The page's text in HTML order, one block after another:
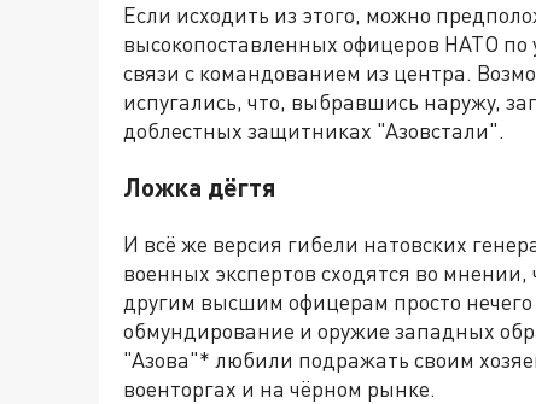
Если исходить из этого, можно
высокопоставленных офицеров НАТО по
связи с командованием из центра.
испугались, что, выбравшись наружу,
доблестных защитниках "Азовстали".
Ложка дёгтя
И всё же версия гибели натовских
военных экспертов сходятся во
другим высшим офицерам просто
обмундирование и оружие западных
"Азова"* любили подражать своим
военторгах и на чёрном рынке.